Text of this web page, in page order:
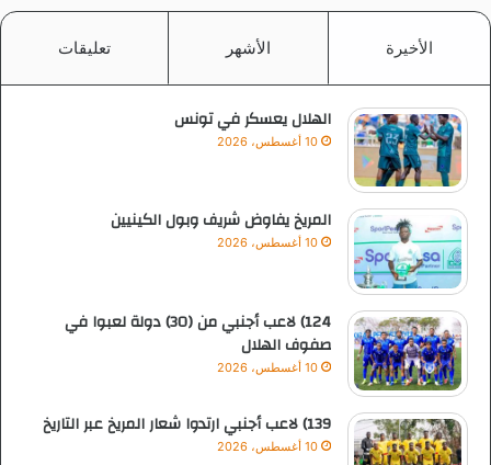
الأخيرة الأشهر تعليقات
الهلال يعسكر في تونس
10 أغسطس، 2026
المريخ يفاوض شريف وبول الكينيين
10 أغسطس، 2026
124) لاعب أجنبي من (30) دولة لعبوا في
صفوف الهلال
10 أغسطس، 2026
139) لاعب أجنبي ارتدوا شعار المريخ عبر التاريخ
10 أغسطس، 2026